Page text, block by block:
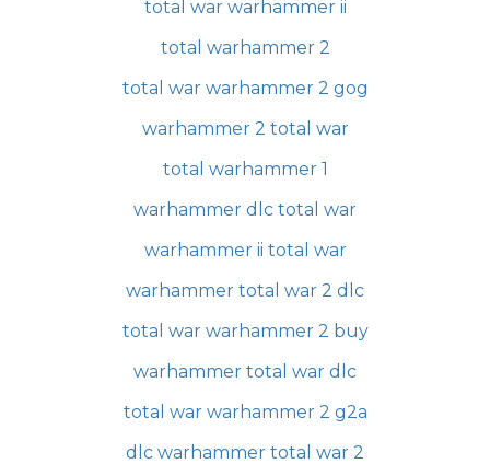
total war warhammer ii
total warhammer 2
total war warhammer 2 gog
warhammer 2 total war
total warhammer 1
warhammer dlc total war
warhammer ii total war
warhammer total war 2 dlc
total war warhammer 2 buy
warhammer total war dlc
total war warhammer 2 g2a
dlc warhammer total war 2